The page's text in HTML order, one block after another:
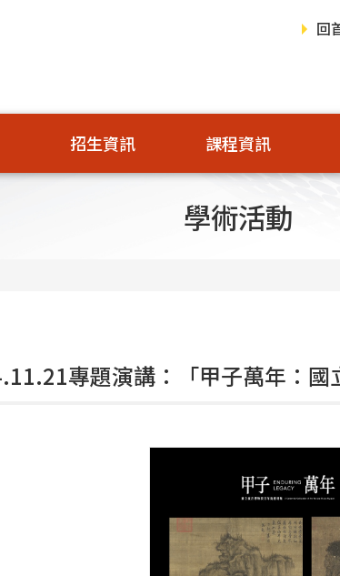
回
招生資訊 課程資訊
學術活動
專題演講：「甲子萬年：國